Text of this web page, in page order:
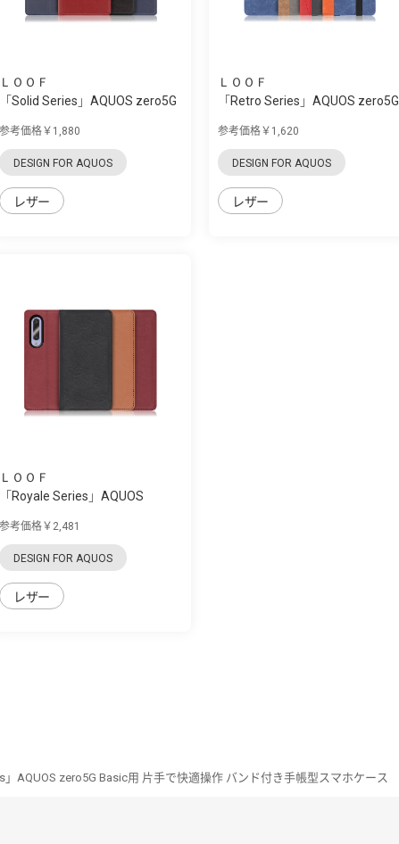
ＬＯＯＦ
「Solid Series」AQUOS zero5G
参考価格￥1,880
DESIGN FOR AQUOS
レザー
ＬＯＯＦ
「Retro Series」AQUOS zero5G
参考価格￥1,620
DESIGN FOR AQUOS
レザー
ＬＯＯＦ
「Royale Series」AQUOS
参考価格￥2,481
DESIGN FOR AQUOS
レザー
」AQUOS zero5G Basic用 片手で快適操作 バンド付き手帳型スマホケース